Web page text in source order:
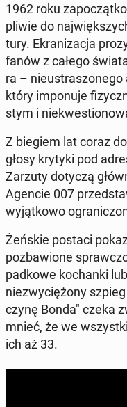
1962 roku
pli­wie do
tu­ry. Ekra­ni­za­cja
fanów z całego
ra –
który im­po­nu­je
stym i
Z biegiem lat coraz
głosy krytyki pod
Zarzuty dotyczą
Agencie 007
wy­jąt­ko­wo
Żeńskie postaci
po­zba­wio­ne
pad­ko­we ko­chan­ki
nie­zwy­cię­żo­ny
czy­nę Bonda" czeka
mnieć, że we
ich aż 33.